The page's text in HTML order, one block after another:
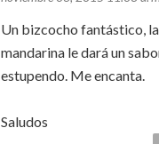
Un bizcocho fantástico, la
mandarina le dará un
estupendo. Me encanta.
Saludos